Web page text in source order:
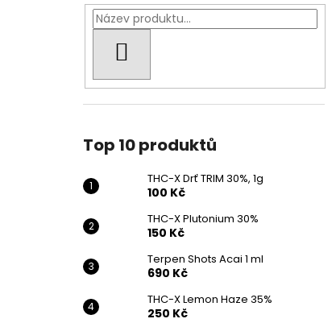
Top 10 produktů
THC-X Drť TRIM 30%, 1g
100 Kč
THC-X Plutonium 30%
150 Kč
Terpen Shots Acai 1 ml
690 Kč
THC-X Lemon Haze 35%
250 Kč